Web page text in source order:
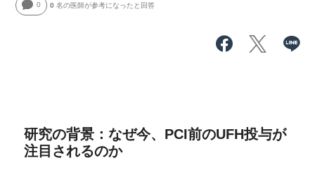
0 0 名の医師が参考になったと回答
研究の背景：なぜ今、PCI前のUFH投与が
注目されるのか